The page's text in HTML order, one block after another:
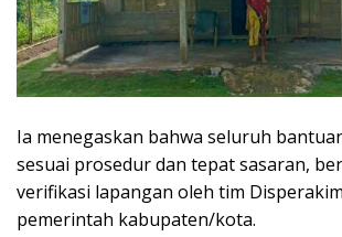
Ia menegaskan bahwa seluruh
sesuai prosedur dan tepat sasaran,
verifikasi lapangan oleh tim
pemerintah kabupaten/kota.